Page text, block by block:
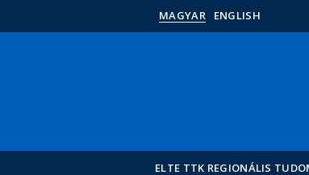
MAGYAR ENGLISH
ELTE TTK REGIONÁLIS